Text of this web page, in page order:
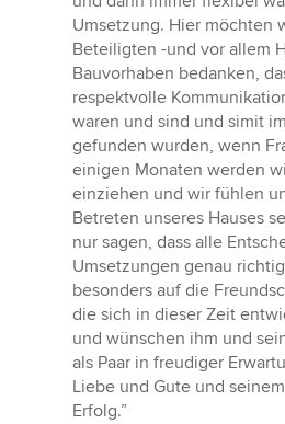
Umsetzung. Hier möchten
Beteiligten -und vor allem
Bauvorhaben bedanken,
respektvolle
waren und sind und simit
gefunden wurden, wenn
einigen Monaten werden
einziehen und wir fühlen
Betreten unseres Hauses
nur sagen, dass alle
Umsetzungen genau
besonders auf die
die sich in dieser Zeit
und wünschen ihm und
als Paar in freudiger
Liebe und Gute und
Erfolg.”